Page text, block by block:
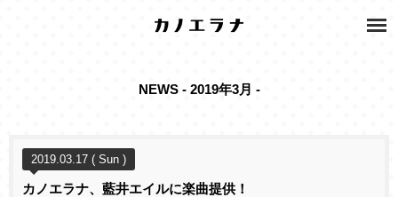
NEWS - 2019年3月 -
2019.03.17 ( Sun )
カノエラナ、藍井エイルに楽曲提供！